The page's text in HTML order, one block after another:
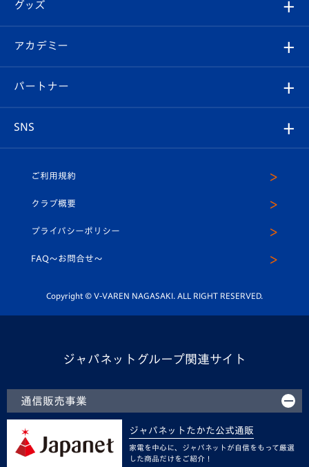
チケット
イベント
メディア
ホームタウン
スタッフプロフィール
マスコット紹介
平和祈念活動
ホームタウン活動
Revive Team
ヴィヴィくんの長崎おもてなしガイド
フォトギャラリー
スタジアムグルメ
V-LOVERS（ファンクラブ）
プレイヤーズスイート
グッズ
オンラインショップ
店舗情報
アカデミー
育成からのお知らせ
U-18
スクール
パートナー
SNS
ヴィヴィくんインスタグラム
公式LINE＠
ご利用規約
クラブ概要
プライバシーポリシー
FAQ〜お問合せ〜
Copyright © V-VAREN NAGASAKI. ALL RIGHT RESERVED.
ジャパネットグループ関連サイト
通信販売事業
ジャパネットたかた公式通販
家電を中心に、ジャパネットが自信をもって厳選
した商品だけをご紹介！